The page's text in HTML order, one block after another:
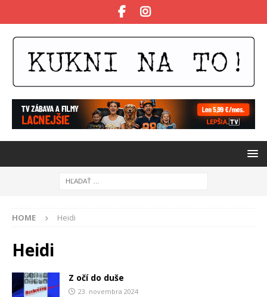
HOME Heidi
Heidi
Z očí do duše
23. novembra 2024